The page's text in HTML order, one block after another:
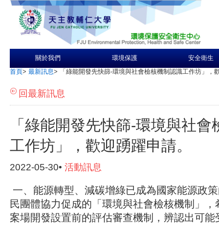
關於我們 環境保護 安全衛生
首頁> 最新訊息> 「綠能開發先快篩-環境與社會檢核機制認識工作坊」，
回最新訊息
「綠能開發先快篩-環境與社
工作坊」，歡迎踴躍申請。
2022-05-30• 活動訊息
一、能源轉型、減碳增綠已成為國家能源政
民團體協力促成的「環境與社會檢核機制」
案場開發設置前的評估審查機制，辨認出可